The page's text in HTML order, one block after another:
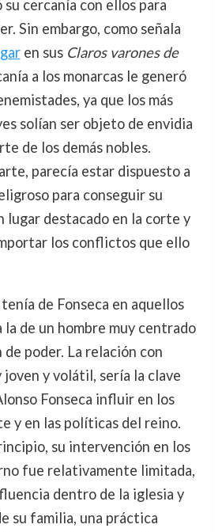
cercanía con ellos para
Sin embargo, como señala
en sus Claros varones de
a los monarcas le generó
ya que los más
solían ser objeto de envidia
de los demás nobles.
parecía estar dispuesto a
para conseguir su
destacado en la corte y
los conflictos que ello
de Fonseca en aquellos
la de un hombre muy centrado
de poder. La relación con
joven y volátil, sería la clave
Fonseca influir en los
y en las políticas del reino.
su intervención en los
fue relativamente limitada,
dentro de la iglesia y
su familia, una práctica